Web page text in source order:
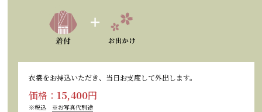
衣裳をお持込いただき、当日お支度して外出します。
価格： 15,400円
※税込 ※お写真代別途